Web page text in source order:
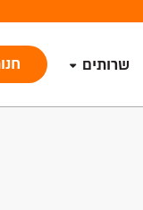
שרותים